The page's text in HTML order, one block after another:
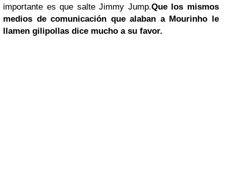
importante es que salte Jimmy Jump.Que los mismos
medios de comunicación que alaban a Mourinho le
llamen gilipollas dice mucho a su favor.